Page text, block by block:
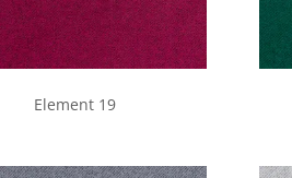
Element 19